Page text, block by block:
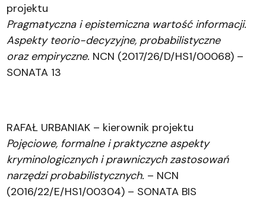
projektu
Pragmatyczna i epistemiczna wartość informacji.
Aspekty teorio-decyzyjne, probabilistyczne
oraz empiryczne. NCN (2017/26/D/HS1/00068) –
SONATA 13
RAFAŁ URBANIAK – kierownik projektu
Pojęciowe, formalne i praktyczne aspekty
kryminologicznych i prawniczych zastosowań
narzędzi probabilistycznych. – NCN
(2016/22/E/HS1/00304) – SONATA BIS